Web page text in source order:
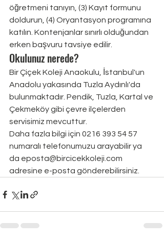
öğretmeni tanıyın, (3) Kayıt formunu
doldurun, (4) Oryantasyon programına
katılın. Kontenjanlar sınırlı olduğundan
erken başvuru tavsiye edilir.
Okulunuz nerede?
Bir Çiçek Koleji Anaokulu, İstanbul'un
Anadolu yakasında Tuzla Aydınlı'da
bulunmaktadır. Pendik, Tuzla, Kartal ve
Çekmeköy gibi çevre ilçelerden
servisimiz mevcuttur.
Daha fazla bilgi için 0216 393 54 57
numaralı telefonumuzu arayabilir ya
da eposta@bircicekkoleji.com
adresine e-posta gönderebilirsiniz.